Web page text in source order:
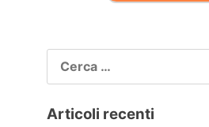
PER:
Articoli recenti